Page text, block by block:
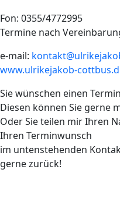
Fon: 0355/4772995
Termine nach
e-mail:
www.ulrikejakob-
Sie wünschen einen
Diesen können Sie gerne
Oder Sie teilen mir Ihren
Ihren Terminwunsch
im untenstehenden
gerne zurück!